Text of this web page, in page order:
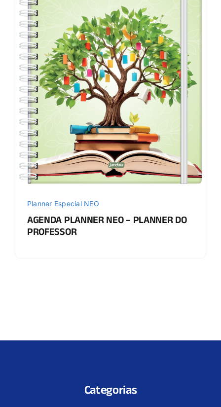
Planner Especial NEO
AGENDA PLANNER NEO – PLANNER DO
PROFESSOR
Categorias